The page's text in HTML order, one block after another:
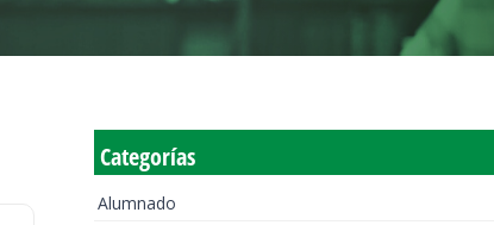
Categorías
Alumnado